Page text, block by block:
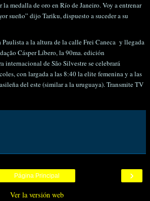
medalla de oro en Río de Janeiro. Voy a entrenar
sueño” dijo Tariku, dispuesto a suceder a su
a la altura de la calle Frei Caneca y llegada
Cásper Líbero, la 90ma. edición
internacional de São Silvestre se celebrará
con largada a las 8:40 la elite femenina y a las
del este (similar a la uruguaya). Transmite TV
›
Página Principal
Ver la versión web